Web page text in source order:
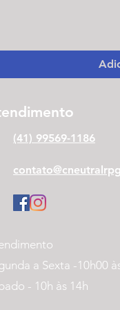
(41) 99569-1186
a Sexta -10h00
- 10h às 14h